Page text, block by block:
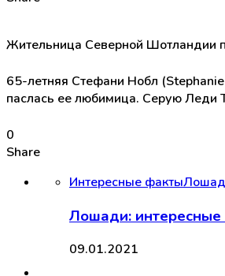
Жительница Северной Шотландии
65-летняя Стефани Нобл
паслась ее любимица. Серую Леди
0
Share
Интересные факты
Лошади:
09.01.2021